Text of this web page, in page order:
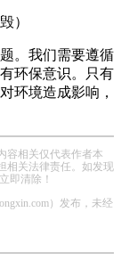
。我们需要遵循
环保意识。只有
环境造成影响，
容相关仅代表作者本
相关法律责任。如发现
即清除！
）发布，未经